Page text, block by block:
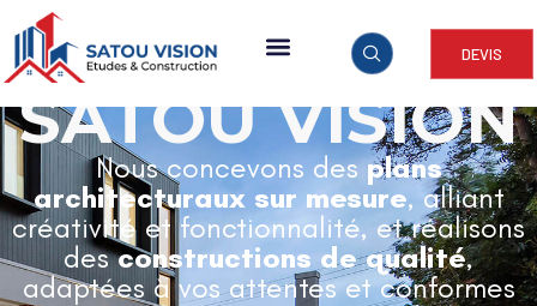
DEVIS
ARCHITECTURE & CONSTRUCTION
SATOU VISION
Nous concevons desplans
architecturaux sur mesure, alliant
créativité et fonctionnalité, et réalisons
desconstructions de qualité,
adaptées à vos attentes et conformes